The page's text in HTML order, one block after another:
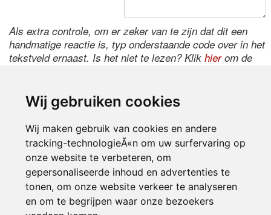
Wij gebruiken cookies
Wij maken gebruik van cookies en andere
tracking-technologieÃ«n om uw surfervaring op
onze website te verbeteren, om
gepersonaliseerde inhoud en advertenties te
tonen, om onze website verkeer te analyseren
en om te begrijpen waar onze bezoekers
Als extra controle, om er zeker van te zijn dat dit een
handmatige reactie is, typ onderstaande code over in het
tekstveld ernaast. Is het niet te lezen? Klik hierom de
Inloggen